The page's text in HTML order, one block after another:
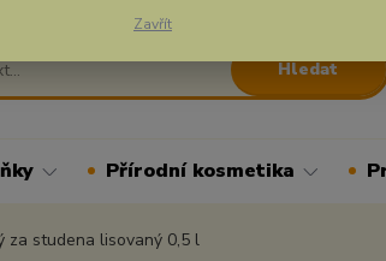
Hledat
Přírodní kosmetika
za studena lisovaný 0,5 l
Zavřít